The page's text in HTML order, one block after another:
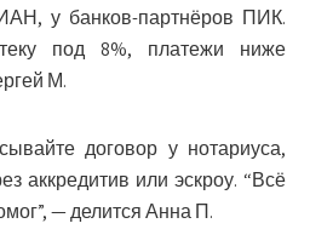
у банков-партнёров ПИК.
под 8%, платежи ниже
М.
договор у нотариуса,
аккредитив или эскроу. “Всё
— делится Анна П.